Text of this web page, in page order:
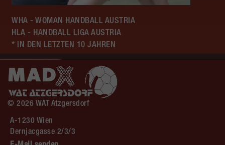
WHA - WOMAN HANDBALL AUSTRIA
HLA - HANDBALL LIGA AUSTRIA
* IN DEN LETZTEN 10 JAHREN
© 2026 WAT Atzgersdorf
A-1230 Wien
Dernjacgasse 2/3/3